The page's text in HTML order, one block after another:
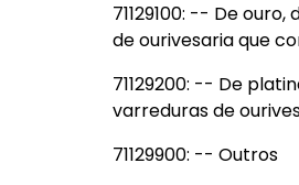
71129100: -- De
de ourivesaria que
71129200: -- De
varreduras de
71129900: -- Outros